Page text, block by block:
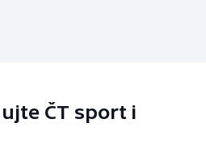
ČT sport i